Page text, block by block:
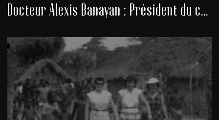
Docteur Alexis Banayan : Président du consistoire de la communauté juive de Bordeaux